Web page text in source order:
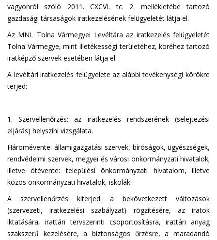
vagyonról szóló 2011. CXCVI. tc. 2. mellékletébe tartozó
gazdasági társaságok iratkezelésének felügyeletét látja el.
Az MNL Tolna Vármegyei Levéltára az iratkezelés felügyeletét
Tolna Vármegye, mint illetékességi területéhez, köréhez tartozó
iratképző szervek esetében látja el.
A levéltári iratkezelés felügyelete az alábbi tevékenységi körökre
terjed:
1. Szervellenőrzés: az iratkezelés rendszerének (selejtezési
eljárás) helyszíni vizsgálata.
Háromévente: államigazgatási szervek, bíróságok, ügyészségek,
rendvédelmi szervek, megyei és városi önkormányzati hivatalok;
illetve ötévente: települési önkormányzati hivatalom, illetve
közös önkormányzati hivatalok, iskolák
A szervellenőrzés kiterjed: a bekövetkezett változások
(szervezeti, iratkezelési szabályzat) rögzítésére, az iratok
iktatására, irattári tervszerinti csoportosításra, irattári anyag
szakszerű kezelésére, a biztonságos őrzésre, a maradandó